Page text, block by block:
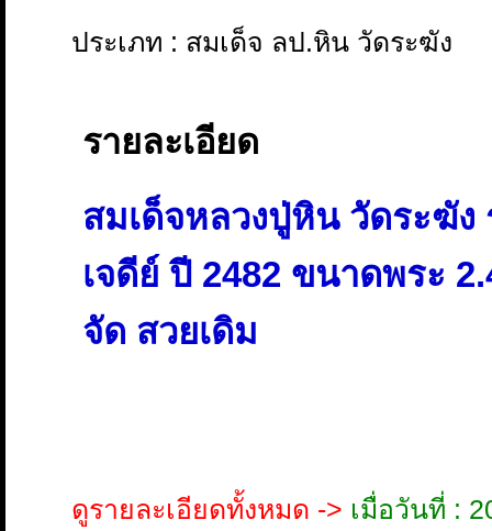
ประเภท : สมเด็จ ลป.หิน วัดระฆัง
รายละเอียด
สมเด็จหลวงปู่หิน วัดระฆัง
เจดีย์ ปี 2482 ขนาดพระ
จัด สวยเดิม
ดูรายละเอียดทั้งหมด -> เมื่อวันที่ :